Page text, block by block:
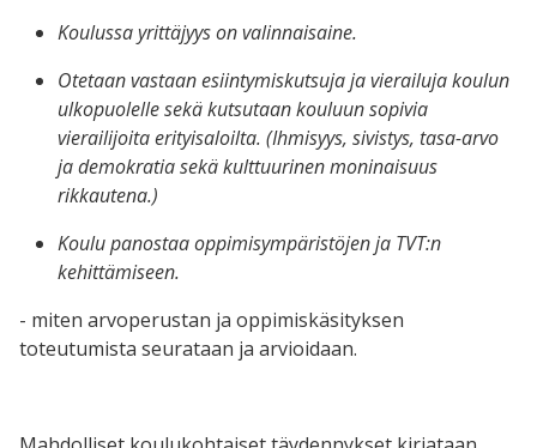
Koulussa yrittäjyys on valinnaisaine.
Otetaan vastaan esiintymiskutsuja ja vierailuja koulun
ulkopuolelle sekä kutsutaan kouluun sopivia
vierailijoita erityisaloilta. (Ihmisyys, sivistys, tasa-arvo
ja demokratia sekä kulttuurinen moninaisuus
rikkautena.)
Koulu panostaa oppimisympäristöjen ja TVT:n
kehittämiseen.
- miten arvoperustan ja oppimiskäsityksen
toteutumista seurataan ja arvioidaan.